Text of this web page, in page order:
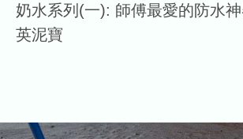
奶水系列(一): 師傅最愛的防水
英泥寶